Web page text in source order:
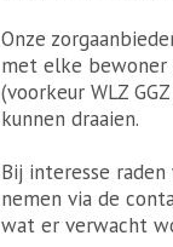
Onze
met elke bewoner
(voorkeur WLZ
kunnen draaien.
Bij interesse
nemen via de
wat er verwacht